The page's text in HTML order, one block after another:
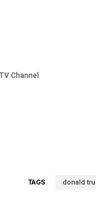
TAGS donald